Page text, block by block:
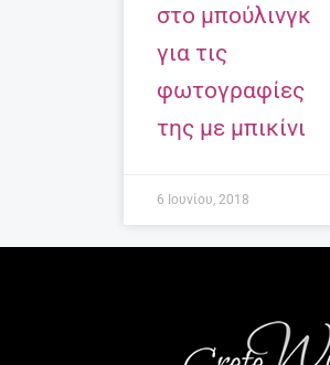
στο μπούλινγκ
για τις
φωτογραφίες
της με μπικίνι
6 Ιουνίου, 2018